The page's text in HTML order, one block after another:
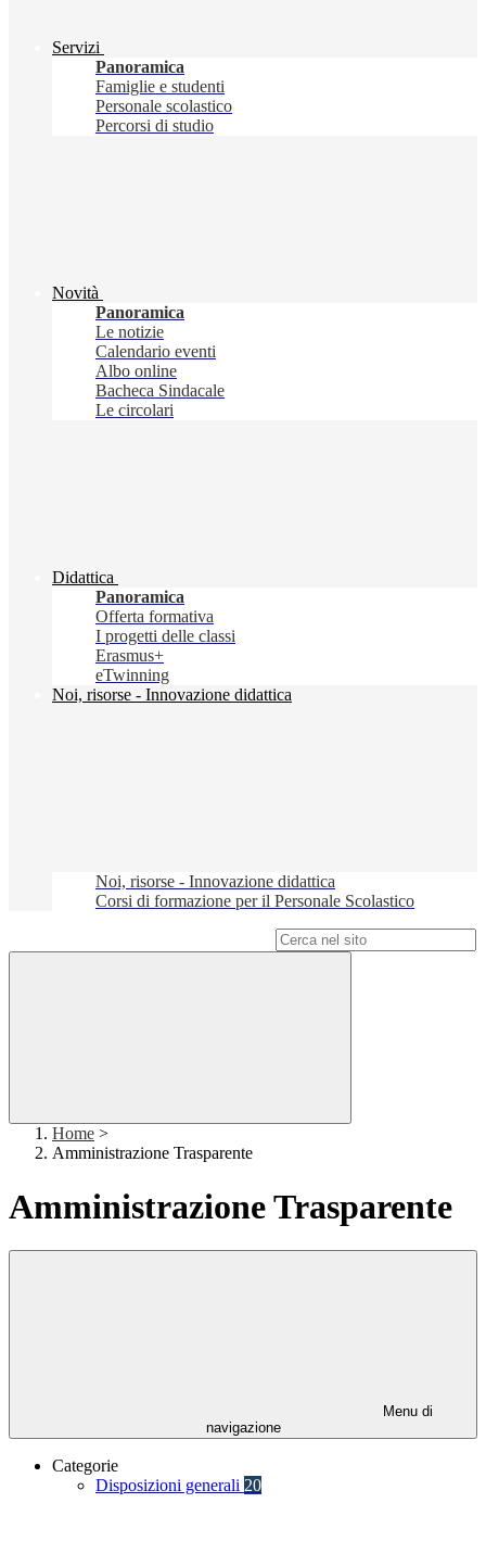
Servizi
Panoramica
Famiglie e studenti
Personale scolastico
Percorsi di studio
Novità
Panoramica
Le notizie
Calendario eventi
Albo online
Bacheca Sindacale
Le circolari
Didattica
Panoramica
Offerta formativa
I progetti delle classi
Erasmus+
eTwinning
Noi, risorse - Innovazione didattica
Noi, risorse - Innovazione didattica
Corsi di formazione per il Personale Scolastico
Home >
Amministrazione Trasparente
Amministrazione Trasparente
Menu di
navigazione
Categorie
Disposizioni generali 20